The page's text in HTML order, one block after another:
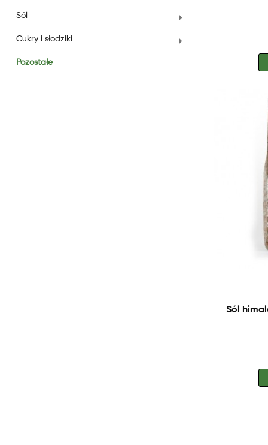
Sól
Cukry i słodziki
Pozostałe
Sól